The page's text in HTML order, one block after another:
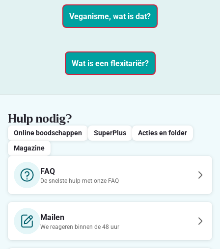
Veganisme, wat is dat?
Wat is een flexitariër?
Hulp nodig?
Online boodschappen SuperPlus
Acties en folder
Magazine
FAQ
De snelste hulp met onze FAQ
Mailen
We reageren binnen de 48 uur